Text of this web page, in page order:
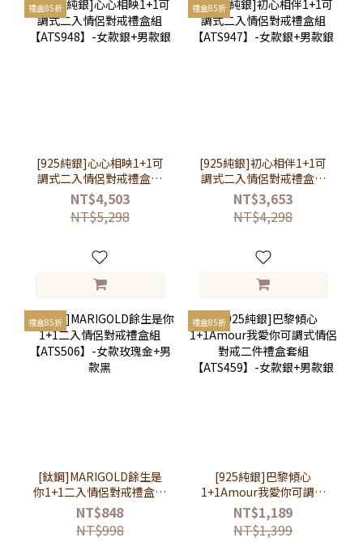
禮盒85折
[925純銀]心心相映1+1可
調式二入情侶對戒禮盒組
【ATS948】-女款銀+男款
銀
NT$4,503
NT$5,298
禮盒85折
[925純銀]初心相伴1+1可
調式二入情侶對戒禮盒組
【ATS947】-女款銀+男款
銀
NT$3,653
NT$4,298
禮盒85折
[鈦鋼]MARIGOLD餘生是
你1+1二入情侶對戒禮盒組
【ATS506】-女款玫瑰金
+男款黑
NT$848
NT$998
禮盒85折
[925純銀]巴黎傾心
1+1Amour我愛你可調式
情侶對戒二件禮盒套組
【ATS459】-女款銀+男款
銀
NT$1,189
NT$1,399